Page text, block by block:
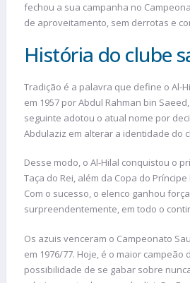
fechou a sua campanha no
de aproveitamento, sem derrotas e
História do clube
Tradição é a palavra que define o Al-
em 1957 por Abdul Rahman bin
seguinte adotou o atual nome por
Abdulaziz em alterar a identidade do
Desse modo, o Al-Hilal conquistou o
Taça do Rei, além da Copa do
Com o sucesso, o elenco ganhou
surpreendentemente, em todo o
Os azuis venceram o Campeonato
em 1976/77. Hoje, é o maior campeão
possibilidade de se gabar sobre